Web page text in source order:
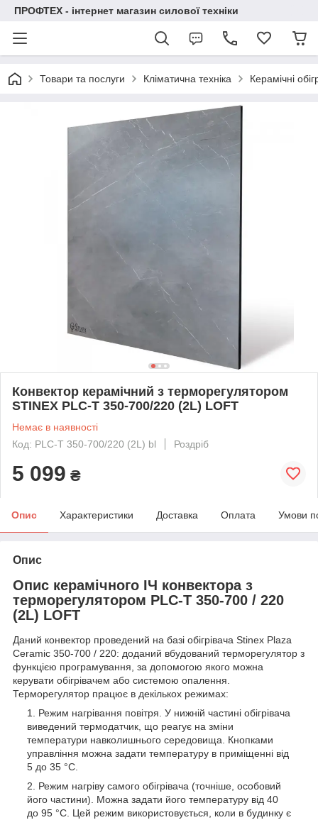
ПРОФТЕХ - інтернет магазин силової техніки
Товари та послуги Кліматична техніка Керамічні
Конвектор керамічний з терморегулятором
STINEX PLC-T 350-700/220 (2L) LOFT
Немає в наявності
Код: PLC-T 350-700/220 (2L) bl
Роздріб
5 099 ₴
Опис Характеристики Доставка Оплата Умови
Опис
Опис керамічного ІЧ конвектора з
терморегулятором PLC-T 350-700 / 220
(2L) LOFT
Даний конвектор проведений на базі обігрівача Stinex Plaza
Ceramic 350-700 / 220: доданий вбудований терморегулятор з
функцією програмування, за допомогою якого можна
керувати обігрівачем або системою опалення.
Терморегулятор працює в декількох режимах:
Режим нагрівання повітря. У нижній частині обігрівача
виведений термодатчик, що реагує на зміни
температури навколишнього середовища. Кнопками
управління можна задати температуру в приміщенні від
5 до 35 °C.
Режим нагріву самого обігрівача (точніше, особовий
його частини). Можна задати його температуру від 40
до 95 °C. Цей режим використовується, коли в будинку є